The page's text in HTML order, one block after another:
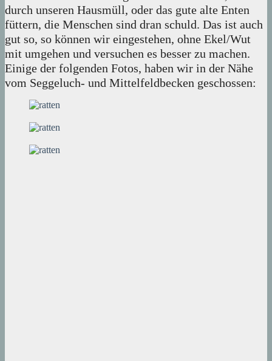
durch unseren Hausmüll, oder das gute alte Enten
füttern, die Menschen sind dran schuld. Das ist auch
gut so, so können wir eingestehen, ohne Ekel/Wut
mit umgehen und versuchen es besser zu machen.
Einige der folgenden Fotos, haben wir in der Nähe
vom Seggeluch- und Mittelfeldbecken geschossen: